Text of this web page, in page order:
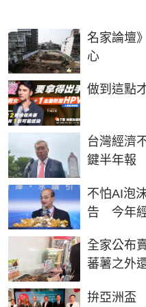
名家論壇
心
做到這點
PR
台灣經濟
鍵半年報
不怕AI泡
告 今年
全家公布
蕃薯之外
拚亞洲盃